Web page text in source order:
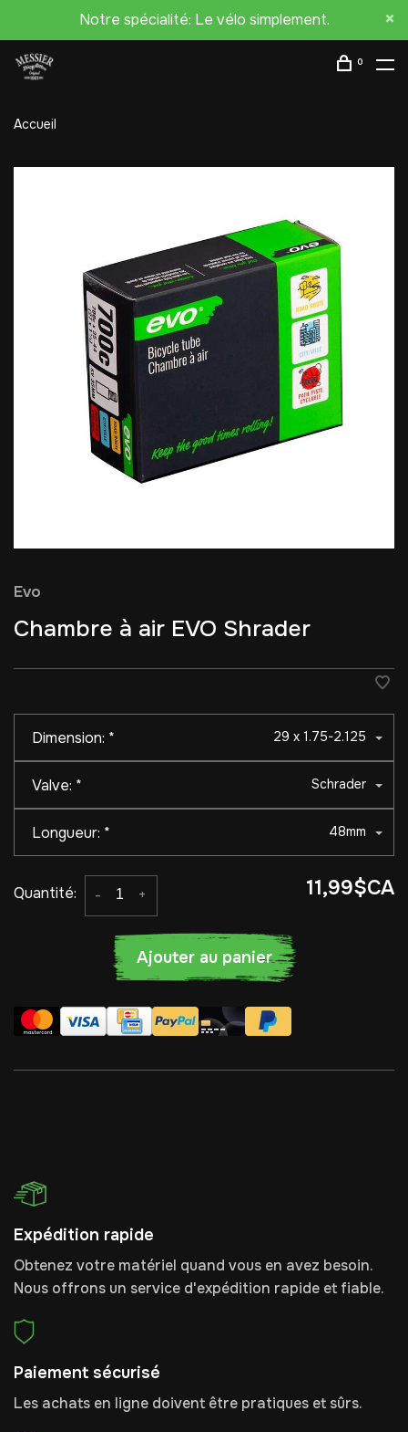
Notre spécialité: Le vélo simplement.
0
Accueil
Evo
Chambre à air EVO Shrader
Dimension: * 29 x 1.75-2.125
Valve: * Schrader
Longueur: * 48mm
Quantité: +
- 11,99$CA
Ajouter au panier
Expédition rapide
Obtenez votre matériel quand vous en avez besoin.
Nous offrons un service d'expédition rapide et fiable.
Paiement sécurisé
Les achats en ligne doivent être pratiques et sûrs.